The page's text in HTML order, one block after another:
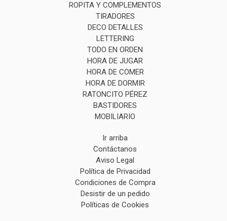
ROPITA Y COMPLEMENTOS
TIRADORES
DECO DETALLES
LETTERING
TODO EN ORDEN
HORA DE JUGAR
HORA DE COMER
HORA DE DORMIR
RATONCITO PÉREZ
BASTIDORES
MOBILIARIO
Ir arriba
Contáctanos
Aviso Legal
Política de Privacidad
Condiciones de Compra
Desistir de un pedido
Políticas de Cookies